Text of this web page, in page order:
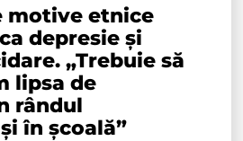
motive etnice
depresie și
„Trebuie să
lipsa de
rândul
în școală”